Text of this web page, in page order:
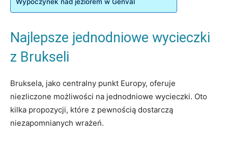
Najlepsze jednodniowe wycieczki
z Brukseli
Bruksela, jako centralny punkt Europy, oferuje
niezliczone ⁤możliwości na jednodniowe​ wycieczki.‌ Oto
kilka propozycji, ​które z pewnością dostarczą
niezapomnianych wrażeń.